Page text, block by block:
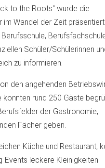
to the Roots" wurde die
Wandel der Zeit präsentiert.
Schüler/Schülerinnen
zu informieren.
den angehenden
rund 250 Gäste
der Gastronomie,
Fächer geben.
Küche und Restaurant,
Events leckere Kleinigkeiten